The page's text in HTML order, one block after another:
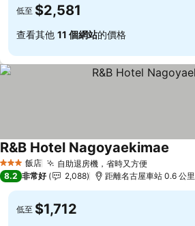
低至 $2,581
查看其他 11 個網站的價格
3 星級 飯店 自助退房機，省時又方便查看價格
R&B Hotel Nagoyaekimae
8.2 非常好 2,088 距離名古屋車站 0.6 公里
低至 $1,712